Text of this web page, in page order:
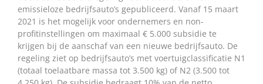
emissieloze bedrijfsauto’s gepubliceerd. Vanaf 15 maart
2021 is het mogelijk voor ondernemers en non-
profitinstellingen om maximaal € 5.000 subsidie te
krijgen bij de aanschaf van een nieuwe bedrijfsauto. De
regeling ziet op bedrijfsauto’s met voertuigclassificatie N1
(totaal toelaatbare massa tot 3.500 kg) of N2 (3.500 tot